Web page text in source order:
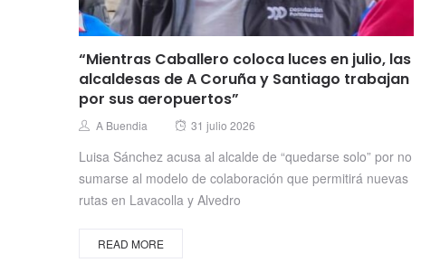
“Mientras Caballero coloca luces en julio, las
alcaldesas de A Coruña y Santiago trabajan
por sus aeropuertos”
Author
A Buendia
Posted
31 julio 2026
Luisa Sánchez acusa al alcalde de “quedarse solo” por no
sumarse al modelo de colaboración que permitirá nuevas
rutas en Lavacolla y Alvedro
READ MORE